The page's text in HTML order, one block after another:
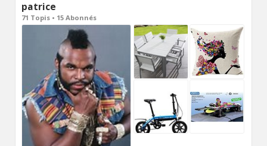
patrice
71 Topis • 15 Abonnés